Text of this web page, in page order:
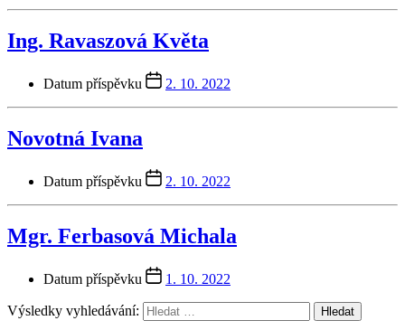
Ing. Ravaszová Květa
Datum příspěvku 2. 10. 2022
Novotná Ivana
Datum příspěvku 2. 10. 2022
Mgr. Ferbasová Michala
Datum příspěvku 1. 10. 2022
Výsledky vyhledávání: